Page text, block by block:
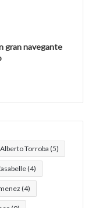
gran navegante
Torroba (5)
(4)
(4)